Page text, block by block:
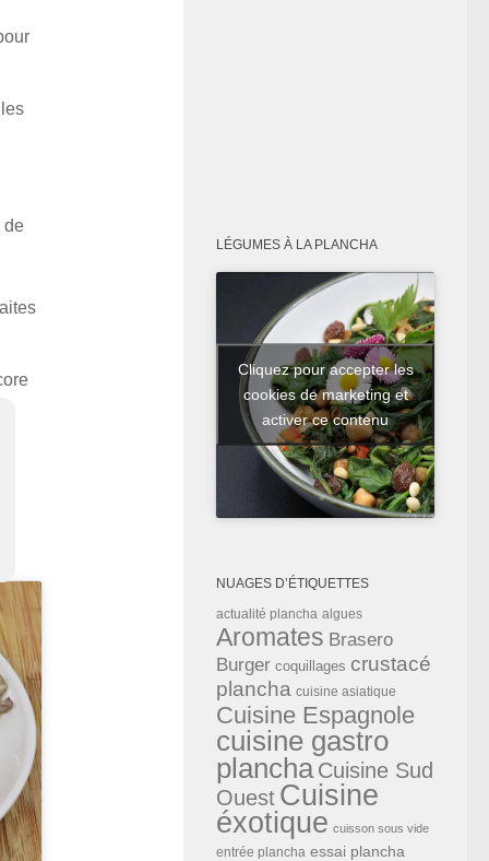
de
LÉGUMES À LA PLANCHA
Cliquez pour accepter les
cookies de marketing et
activer ce contenu
NUAGES D’ÉTIQUETTES
actualité plancha algues
Aromates Brasero
Burger coquillages crustacé
plancha cuisine asiatique
Cuisine Espagnole
cuisine gastro
plancha Cuisine Sud
Ouest Cuisine
éxotique cuisson sous vide
entrée plancha essai plancha